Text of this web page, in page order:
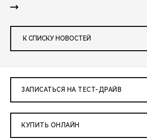
К СПИСКУ НОВОСТЕЙ
ЗАПИСАТЬСЯ НА ТЕСТ-ДРАЙВ
КУПИТЬ ОНЛАЙН